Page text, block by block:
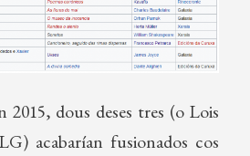
dous deses tres (o Lois
acabarían fusionados cos